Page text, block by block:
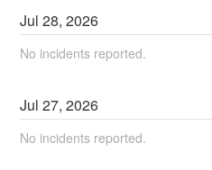
Jul28,2026
No incidents reported.
Jul27,2026
No incidents reported.